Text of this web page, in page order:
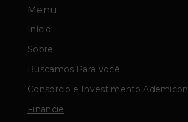
Menu
Início
Sobre
Buscamos Para Você
Consórcio e Investimento Ademicon
Financie